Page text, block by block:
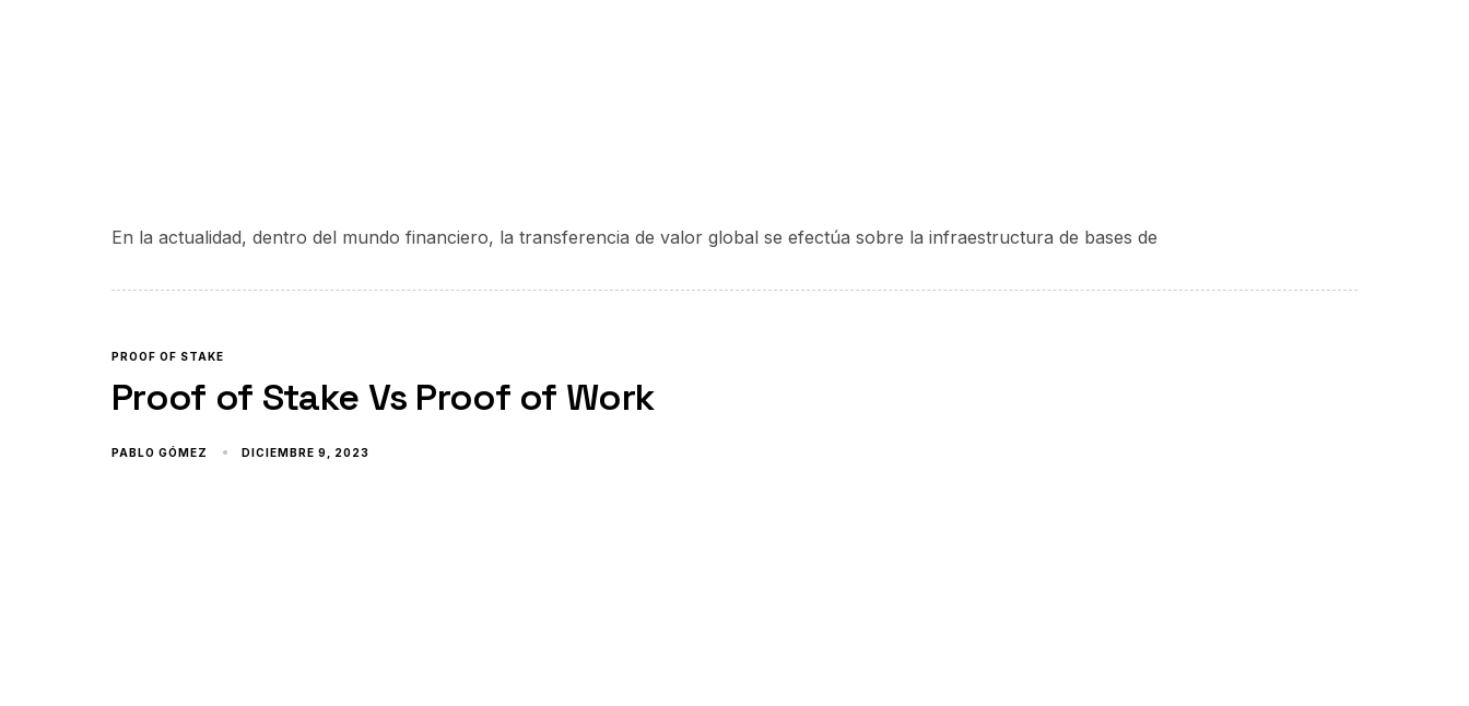
En la actualidad, dentro del mundo financiero, la transferencia de valor global se efectúa sobre la infraestructura de bases de
PROOF OF STAKE
Proof of Stake Vs Proof of Work
PABLO GÓMEZ DICIEMBRE 9, 2023